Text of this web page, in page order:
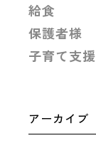
給食
保護者様
子育て支援
アーカイブ